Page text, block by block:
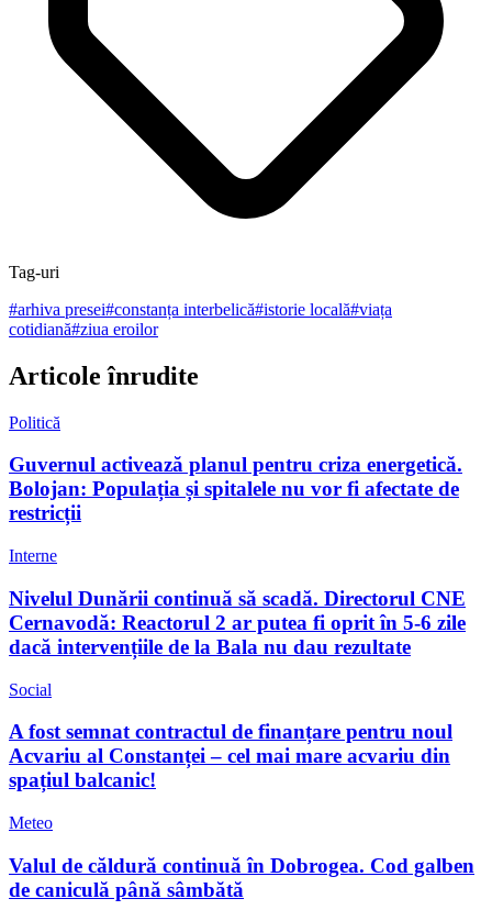
Tag-uri
#arhiva presei#constanța interbelică#istorie locală#viața
cotidiană#ziua eroilor
Articole înrudite
Politică
Guvernul activează planul pentru criza energetică.
Bolojan: Populația și spitalele nu vor fi afectate de
restricții
Interne
Nivelul Dunării continuă să scadă. Directorul CNE
Cernavodă: Reactorul 2 ar putea fi oprit în 5-6 zile
dacă intervențiile de la Bala nu dau rezultate
Social
A fost semnat contractul de finanțare pentru noul
Acvariu al Constanței – cel mai mare acvariu din
spațiul balcanic!
Meteo
Valul de căldură continuă în Dobrogea. Cod galben
de caniculă până sâmbătă